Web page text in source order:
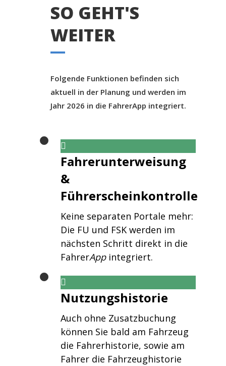
SO GEHT'S
WEITER
Folgende Funktionen befinden sich
aktuell in der Planung und werden im
Jahr 2026 in die FahrerApp integriert.
Fahrerunterweisung
&
Führerscheinkontrolle
Keine separaten Portale mehr:
Die FU und FSK werden im
nächsten Schritt direkt in die
FahrerAppintegriert.
Nutzungshistorie
Auch ohne Zusatzbuchung
können Sie bald am Fahrzeug
die Fahrerhistorie, sowie am
Fahrer die Fahrzeughistorie